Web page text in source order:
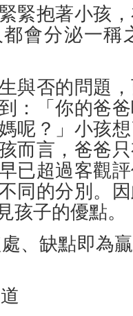
緊抱著小孩
會分泌一稱
與否的問題
：「你的爸
呢？」小孩
而言，爸爸
已超過客觀
同的分別。
孩子的優點。
、缺點即為